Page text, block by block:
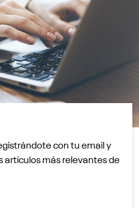
con tu email y
más relevantes de